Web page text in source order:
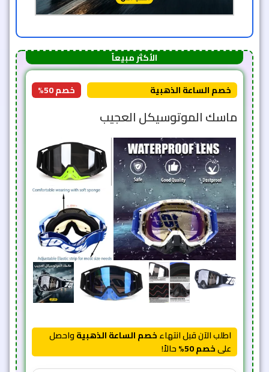
الأكثر مبيعاً
خصم الساعة الذهبية خصم 50%
ماسك الموتوسيكل العجيب
اطلب الآن قبل انتهاءخصم الساعة الذهبيةواحصل
علىخصم 50% حالاً!